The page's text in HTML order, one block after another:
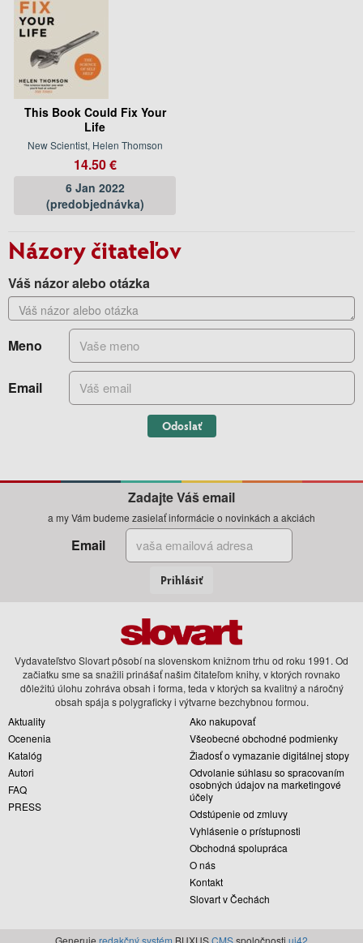
This Book Could Fix Your
Life
New Scientist, Helen Thomson
14.50 €
6 Jan 2022
(predobjednávka)
Názory čitateľov
Váš názor alebo otázka
Meno
Email
Odoslať
Zadajte Váš email
a my Vám budeme zasielať informácie o novinkách a akciách
Email
Prihlásiť
Vydavateľstvo Slovart pôsobí na slovenskom knižnom trhu od roku 1991. Od
začiatku sme sa snažili prinášať našim čitateľom knihy, v ktorých rovnako
dôležitú úlohu zohráva obsah i forma, teda v ktorých sa kvalitný a náročný
obsah spája s polygraficky i výtvarne bezchybnou formou.
Aktuality
Ocenenia
Katalóg
Autori
FAQ
PRESS
Ako nakupovať
Všeobecné obchodné podmienky
Žiadosť o vymazanie digitálnej stopy
Odvolanie súhlasu so spracovaním
osobných údajov na marketingové
účely
Odstúpenie od zmluvy
Vyhlásenie o prístupnosti
Obchodná spolupráca
O nás
Kontakt
Slovart v Čechách
Generuje redakčný systém BUXUSCMSspoločnosti ui42